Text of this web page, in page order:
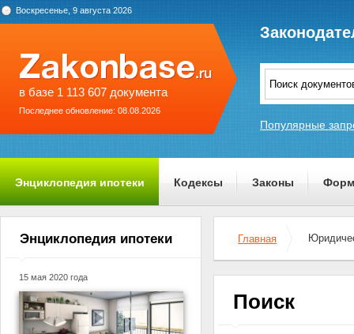
Воскресенье, 9 августа 2026
в базе 1 113 607 документа
Последнее обновление: 08.08.2026
Популярные
Энциклопедия ипотеки Кодексы Законы
О проекте
Энциклопедия ипотеки
15 мая 2020 года
Главная
Поиск